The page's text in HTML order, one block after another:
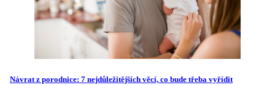
Návrat z porodnice: 7 nejdůležitějších věcí, co bude třeba vyřídit